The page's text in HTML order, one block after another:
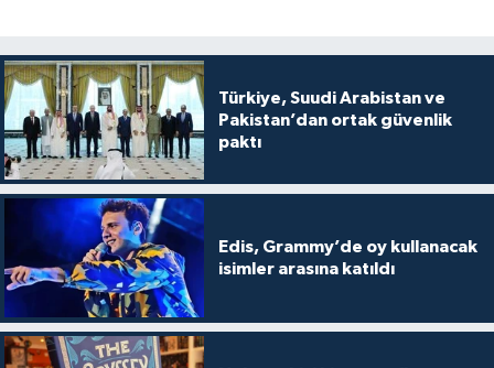
Türkiye, Suudi Arabistan ve
Pakistan’dan ortak güvenlik
paktı
Edis, Grammy’de oy kullanacak
isimler arasına katıldı